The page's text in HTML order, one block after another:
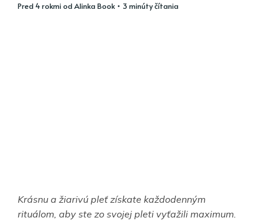
pred 4 rokmiodAlinka Book • 3 minúty čítania
Krásnu a žiarivú pleť získate každodenným
rituálom, aby ste zo svojej pleti vyťažili maximum.